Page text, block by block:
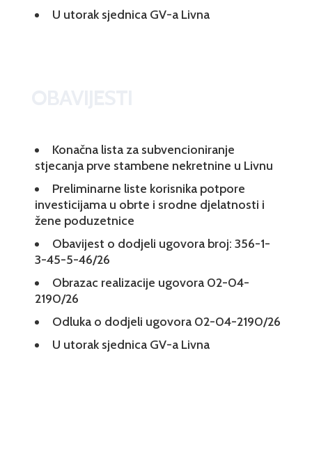
U utorak sjednica GV-a Livna
Konačna lista za subvencioniranje
stjecanja prve stambene nekretnine u Livnu
Preliminarne liste korisnika potpore
investicijama u obrte i srodne djelatnosti i
žene poduzetnice
Obavijest o dodjeli ugovora broj: 356-1-
3-45-5-46/26
Obrazac realizacije ugovora 02-04-
2190/26
Odluka o dodjeli ugovora 02-04-2190/26
U utorak sjednica GV-a Livna